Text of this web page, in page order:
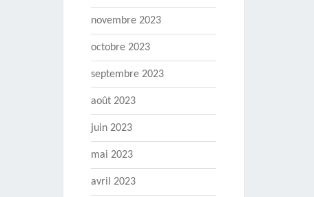
novembre 2023
octobre 2023
septembre 2023
août 2023
juin 2023
mai 2023
avril 2023